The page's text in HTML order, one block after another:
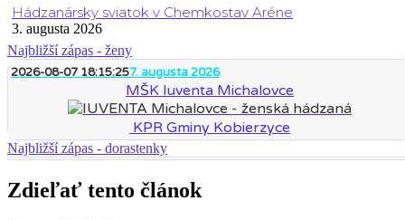
Hádzanársky sviatok v Chemkostav Aréne
3. augusta 2026
Najbližší zápas - ženy
2026-08-07 18:15:257. augusta 2026
MŠK Iuventa Michalovce
KPR Gminy Kobierzyce
Najbližší zápas - dorastenky
Zdieľať tento článok